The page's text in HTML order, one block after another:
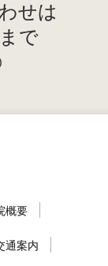
せは
まで
概要
通案内